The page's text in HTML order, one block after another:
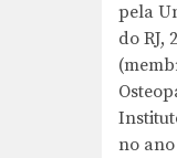
pela
do RJ,
no ano